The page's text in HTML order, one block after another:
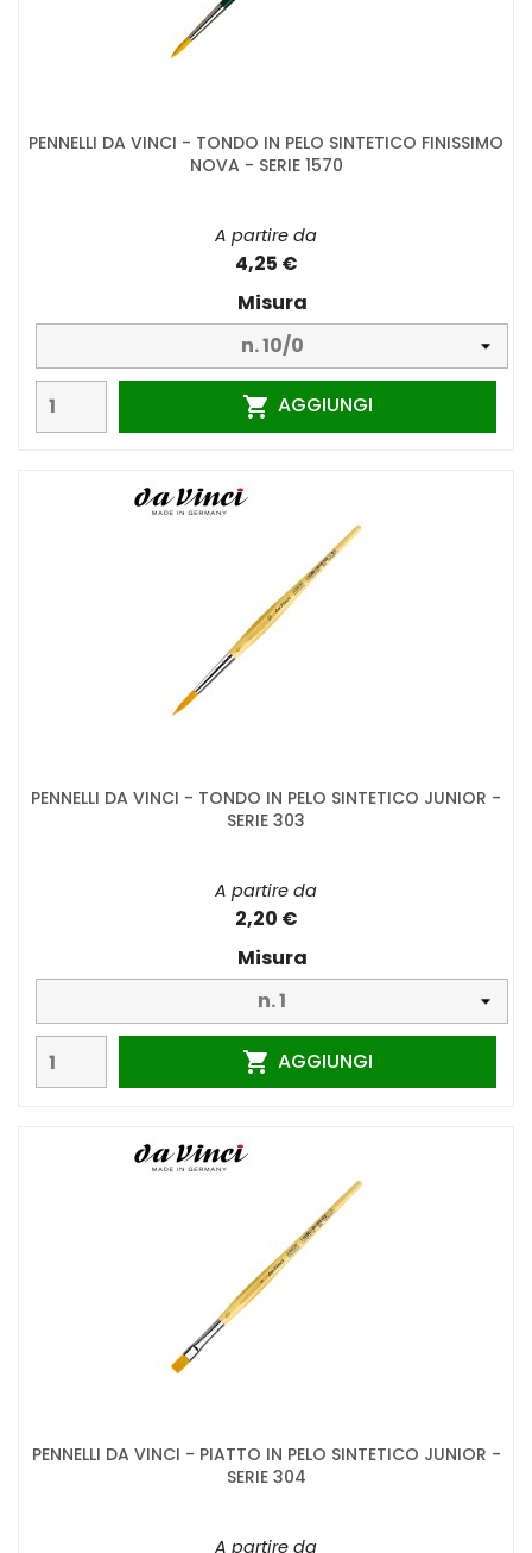
PENNELLI DA VINCI - TONDO IN PELO SINTETICO FINISSIMO
NOVA - SERIE 1570
A partire da
4,25 €
Misura
 AGGIUNGI
PENNELLI DA VINCI - TONDO IN PELO SINTETICO JUNIOR -
SERIE 303
A partire da
2,20 €
Misura
 AGGIUNGI
PENNELLI DA VINCI - PIATTO IN PELO SINTETICO JUNIOR -
SERIE 304
A partire da